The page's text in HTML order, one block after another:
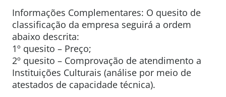
Informações Complementares: O quesito de
classificação da empresa seguirá a ordem
abaixo descrita:
1º quesito – Preço;
2º quesito – Comprovação de atendimento a
Instituições Culturais (análise por meio de
atestados de capacidade técnica).